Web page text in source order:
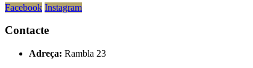
Facebook Instagram
Contacte
Adreça: Rambla 23